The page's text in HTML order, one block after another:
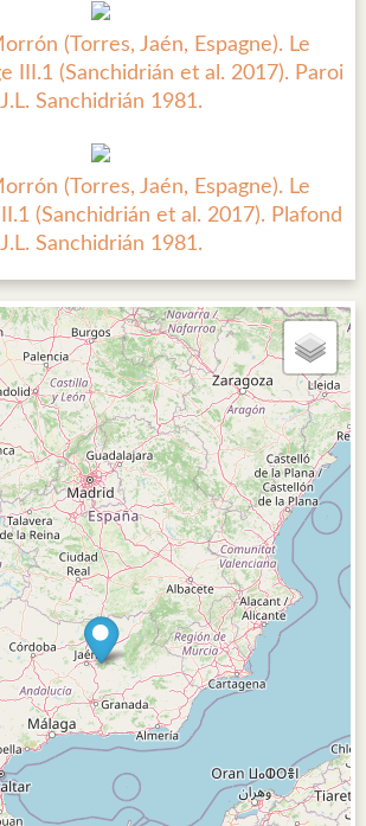
(Torres, Jaén, Espagne). Le
III.1 (Sanchidrián et al. 2017). Paroi
Sanchidrián 1981.
(Torres, Jaén, Espagne). Le
(Sanchidrián et al. 2017). Plafond
Sanchidrián 1981.